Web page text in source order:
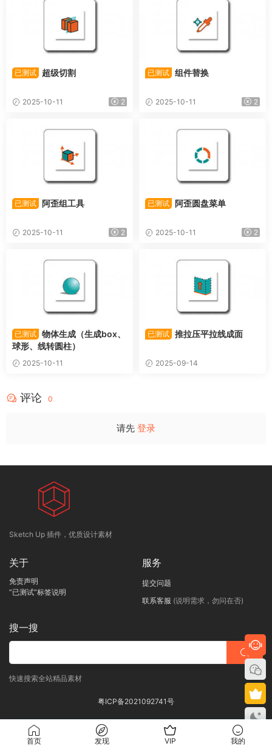
已测试 超级切割
2025-10-11 2
已测试 组件替换
2025-10-11 2
已测试 阿歪组工具
2025-10-11 2
已测试 阿歪圆盘菜单
2025-10-11 2
已测试 物体生成（生成box、
球形、线转圆柱）
2025-10-11
已测试 推拉压平拉线成面
2025-09-14
评论 0
请先 登录
Sketch Up 插件，优质设计素材
关于
免责声明
“已测试”标签说明
服务
提交问题
联系客服 (说明需求，勿问在否)
搜一搜
快速搜索全站精品素材
粤ICP备2021092741号
首页 发现 VIP 我的